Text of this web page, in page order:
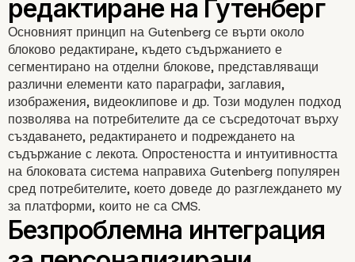
Основният принцип на Gutenberg се върти около
блоково редактиране, където съдържанието е
сегментирано на отделни блокове, представляващи
различни елементи като параграфи, заглавия,
изображения, видеоклипове и др. Този модулен подход
позволява на потребителите да се съсредоточат върху
създаването, редактирането и подреждането на
съдържание с лекота. Опростеността и интуитивността
на блоковата система направиха Gutenberg популярен
сред потребителите, което доведе до разглеждането му
за платформи, които не са CMS.